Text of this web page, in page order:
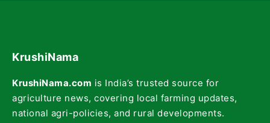
KrushiNama
KrushiNama.com is India’s trusted source for
agriculture news, covering local farming updates,
national agri-policies, and rural developments.